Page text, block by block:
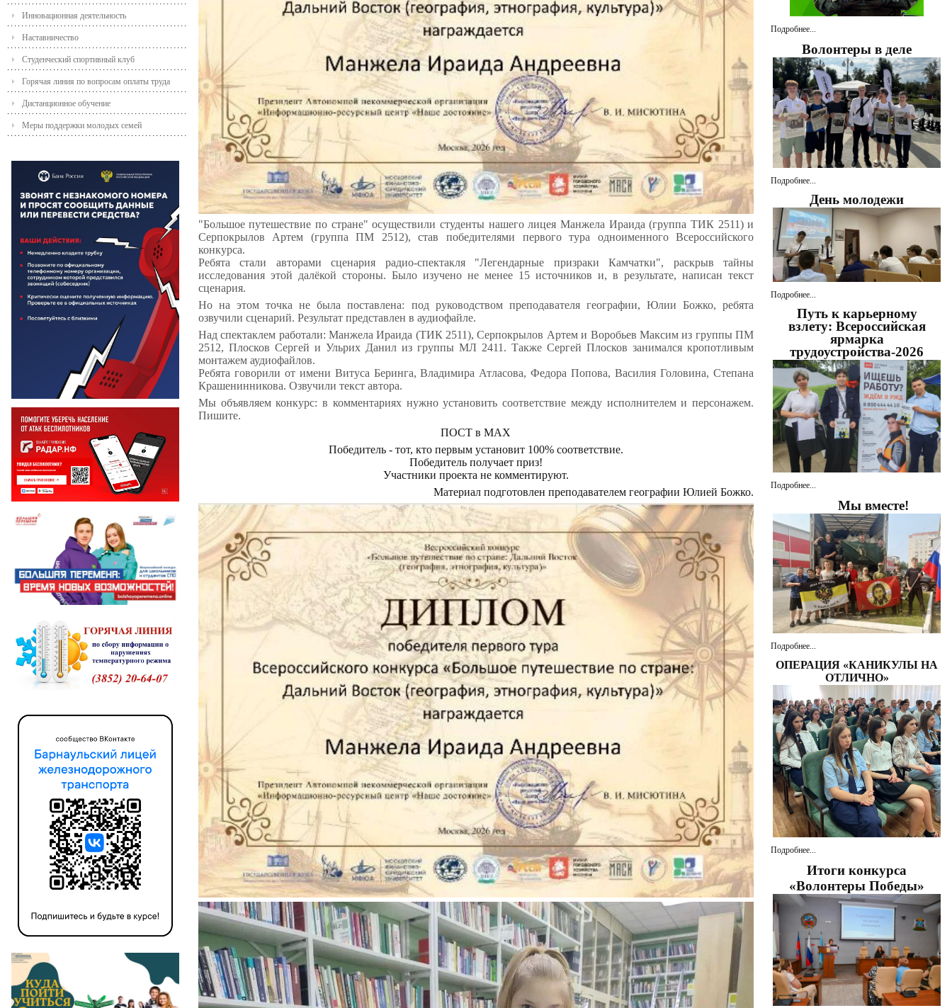
Инновационная деятельность
Наставничество
Студенческий спортивный клуб
Горячая линия по вопросам оплаты труда
Дистанционное обучение
Меры поддержки молодых семей
"Большое путешествие по стране" осуществили студенты нашего лицея Манжела Ираида (группа ТИК 2511) и
Серпокрылов Артем (группа ПМ 2512), став победителями первого тура одноименного Всероссийского
конкурса.
Ребята стали авторами сценария радио-спектакля "Легендарные призраки Камчатки", раскрыв тайны
исследования этой далёкой стороны. Было изучено не менее 15 источников и, в результате, написан текст
сценария.
Но на этом точка не была поставлена: под руководством преподавателя географии, Юлии Божко, ребята
озвучили сценарий. Результат представлен в аудиофайле.
Над спектаклем работали: Манжела Ираида (ТИК 2511), Серпокрылов Артем и Воробьев Максим из группы ПМ
2512, Плосков Сергей и Ульрих Данил из группы МЛ 2411. Также Сергей Плосков занимался кропотливым
монтажем аудиофайлов.
Ребята говорили от имени Витуса Беринга, Владимира Атласова, Федора Попова, Василия Головина, Степана
Крашенинникова. Озвучили текст автора.
Мы объявляем конкурс: в комментариях нужно установить соответствие между исполнителем и персонажем.
Пишите.
ПОСТ в МАХ
Победитель - тот, кто первым установит 100% соответствие.
Победитель получает приз!
Участники проекта не комментируют.
Материал подготовлен преподавателем географии Юлией Божко.
Подробнее...
Волонтеры в деле
Подробнее...
День молодежи
Подробнее...
Путь к карьерному
взлету: Всероссийская
ярмарка
трудоустройства-2026
Подробнее...
Мы вместе!
Подробнее...
ОПЕРАЦИЯ «КАНИКУЛЫ НА
ОТЛИЧНО»
Подробнее...
Итоги конкурса
«Волонтеры Победы»